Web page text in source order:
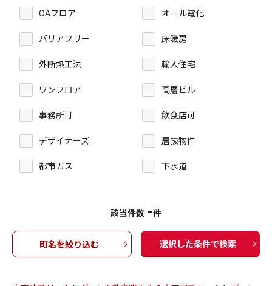
OAフロア オール電化
バリアフリー 床暖房
外断熱工法 輸入住宅
ワンフロア 高層ビル
事務所可 飲食店可
デザイナーズ 居抜物件
都市ガス 下水道
該当件数 -件
町名を絞り込む 選択した条件で検索